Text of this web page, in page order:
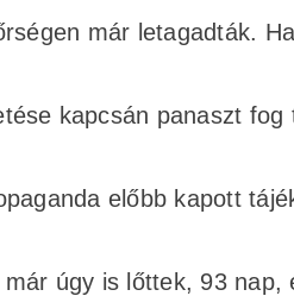
már letagadták.
kapcsán panaszt
előbb kapott
úgy is lőttek, 93 nap,